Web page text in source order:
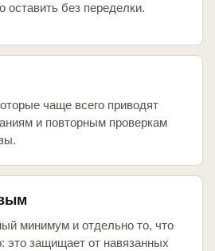
оставить без переделки.
чаще всего приводят
и повторным проверкам
минимум и отдельно то, что
это защищает от навязанных